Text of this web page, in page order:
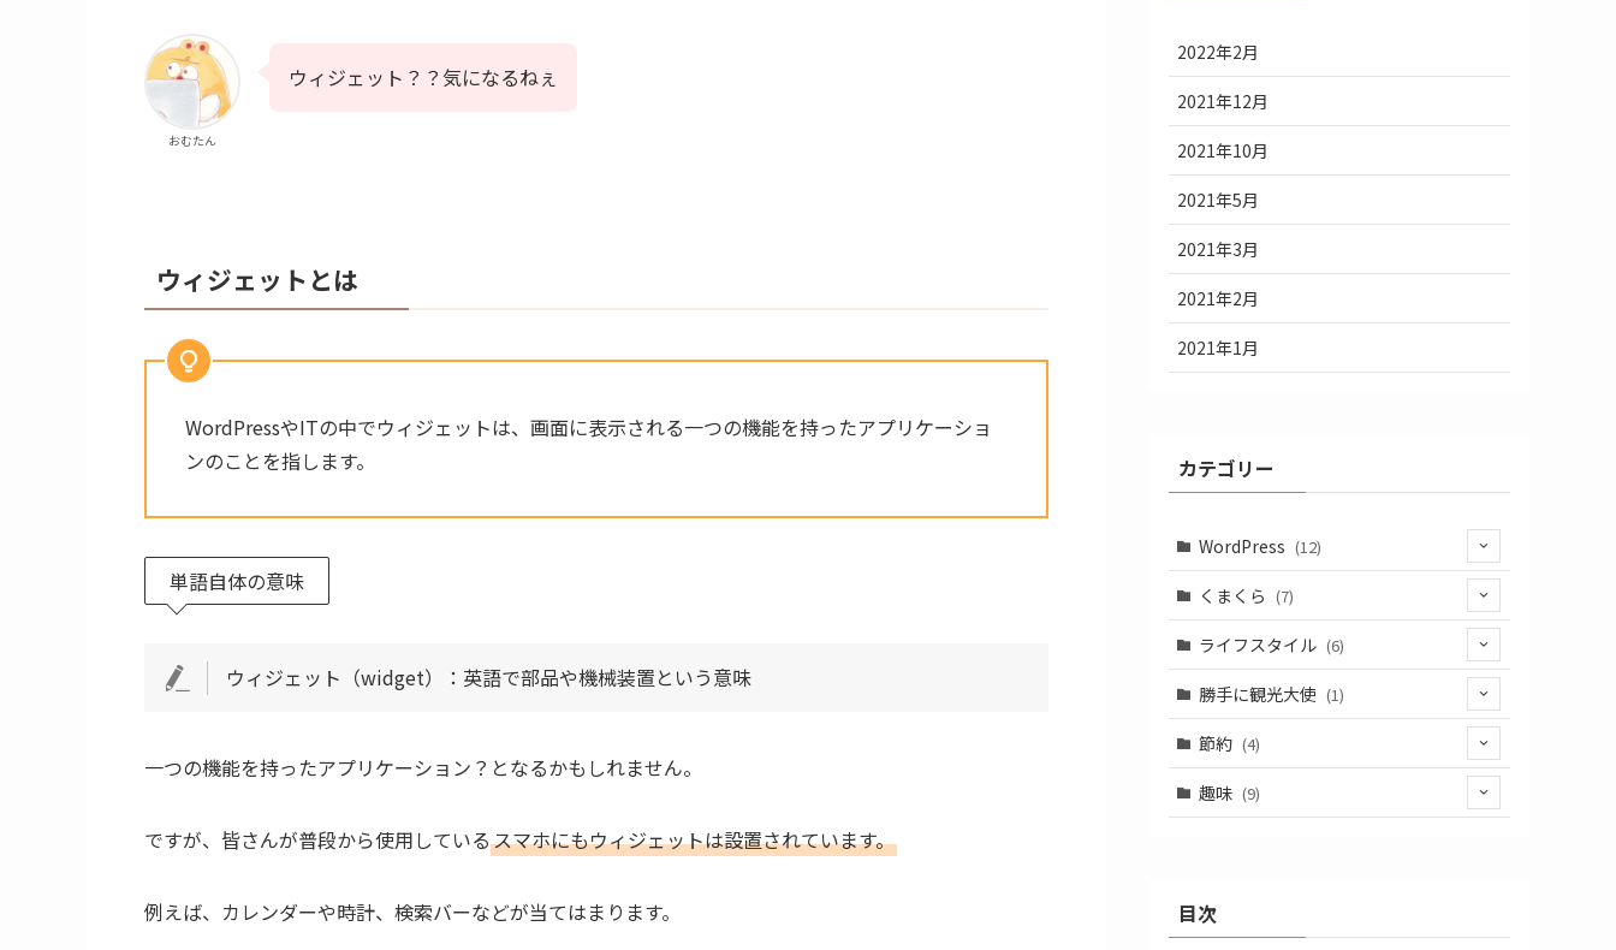
おむたん
ウィジェット？？気になるねぇ
ウィジェットとは
WordPressやITの中でウィジェットは、画面に表示される一つの機能を持ったアプリケーショ
ンのことを指します。
単語自体の意味
ウィジェット（widget）：英語で部品や機械装置という意味
一つの機能を持ったアプリケーション？となるかもしれません。
ですが、皆さんが普段から使用しているスマホにもウィジェットは設置されています。
例えば、カレンダーや時計、検索バーなどが当てはまります。
2022年2月
2021年12月
2021年10月
2021年5月
2021年3月
2021年2月
2021年1月
カテゴリー
WordPress (12)
(3)
(6)
(3)
くまくら (7)
(4)
(3)
ライフスタイル (6)
(2)
(2)
(2)
勝手に観光大使 (1)
節約 (4)
趣味 (9)
目次